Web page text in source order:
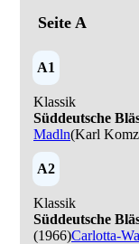
Seite A
A1
Klassik
Süddeutsche
Madln(Karl
A2
Klassik
Süddeutsche
(1966)Carlotta-